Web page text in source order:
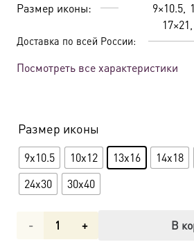
Размер иконы:
9×10.5
17×21
Доставка по всей России:
Посмотреть все характеристики
Размер иконы
9x10.5 10x12 13x16 14x18
24x30
30x40
Количество
В